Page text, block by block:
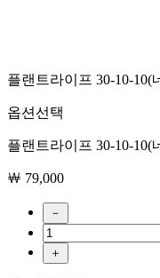
플랜트라이프 30-10-10(
옵션선택
플랜트라이프 30-10-10(
￦ 79,000
－
＋